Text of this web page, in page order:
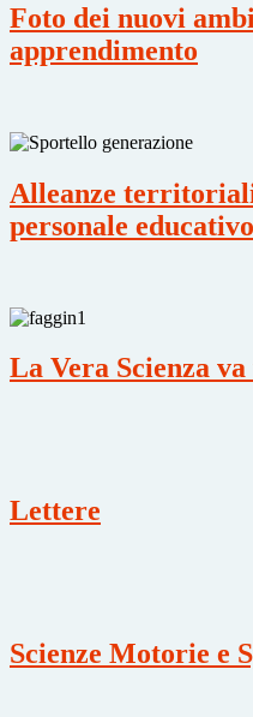
Foto dei nuovi
apprendimento
Alleanze
personale educativo
La Vera Scienza
Lettere
Scienze Motorie e